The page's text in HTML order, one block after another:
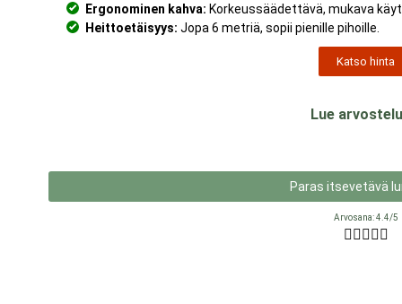
Ergonominen kahva: Korkeussäädettävä, mukava
Heittoetäisyys: Jopa 6 metriä, sopii pienille pihoille.
Katso hinta
Lue
Paras itsevetävä
Arvosana: 4.4/5
